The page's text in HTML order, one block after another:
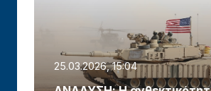
25.03.2026, 15:04